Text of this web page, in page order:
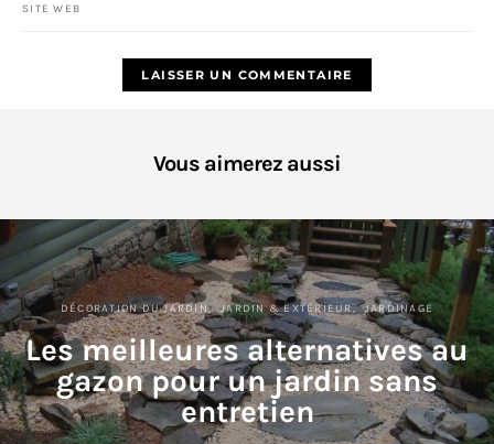
SITE WEB
Vous aimerez aussi
DÉCORATION DU JARDIN JARDIN & EXTÉRIEUR JARDINAGE
Les meilleures alternatives au
gazon pour un jardin sans
entretien